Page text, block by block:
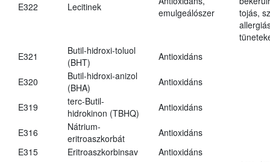
E322 Lecitinek
emulgeálószer
tojás,
E321
Butil-hidroxi-toluol
(BHT)
Antioxidáns
E320
Butil-hidroxi-anizol
(BHA)
Antioxidáns
E319
terc-Butil-
hidrokinon (TBHQ)
Antioxidáns
E316
Nátrium-
eritroaszkorbát
Antioxidáns
E315
Eritroaszkorbinsav Antioxidáns